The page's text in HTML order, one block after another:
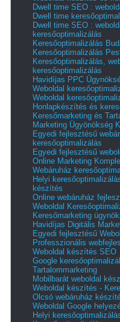
Dwell time SEO :
Dwell time
Dwell time SEO :
keresőoptimalizálás
Keresőoptimalizálás
Keresőoptimalizálás
Keresőoptimalizálás,
keresőoptimalizálás
Havidíjas PPC
Weboldal
Weboldal
Honlapkészítés és
Keresőmarketing és
Marketing Ügyönökség
Egyedi fejlesztésű
keresőoptimalizálás
Egyedi fejlesztésű
Online Marketing
Webáruház
Helyi
készítés
Online webáruház
Weboldal
Keresőmarketing
Havidíjas Digitális
Egyedi fejlesztésű
Professzionális
Weboldal készítés SEO
Google
Tartalommarketing
Mobilbarát weboldal
Weboldal készítés -
Olcsó webáruház
Weboldal Google
Helyi